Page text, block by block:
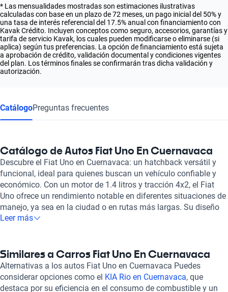
* Las mensualidades mostradas son estimaciones ilustrativas
calculadas con base en un plazo de 72 meses, un pago inicial del 50% y
una tasa de interés referencial del 17.5% anual con financiamiento con
Kavak Crédito. Incluyen conceptos como seguro, accesorios, garantías y
tarifa de servicio Kavak, los cuales pueden modificarse o eliminarse (si
aplica) según tus preferencias. La opción de financiamiento está sujeta
a aprobación de crédito, validación documental y condiciones vigentes
del plan. Los términos finales se confirmarán tras dicha validación y
autorización.
CatálogoPreguntas frecuentes
Catálogo de Autos Fiat Uno En Cuernavaca
Descubre el Fiat Uno en Cuernavaca: un hatchback versátil y
funcional, ideal para quienes buscan un vehículo confiable y
económico. Con un motor de 1.4 litros y tracción 4x2, el Fiat
Uno ofrece un rendimiento notable en diferentes situaciones de
manejo, ya sea en la ciudad o en rutas más largas. Su diseño
compacto facilita la conducción y el estacionamiento,
para acomodar hasta cinco pasajeros, brindando espacio
suficiente para viajes familiares o con amigos. Además, su
interior, fabricado con materiales de tela, asegura comodidad y
practicidad en cada trayecto. Este modelo destaca también por
Leer más
Similares a Carros Fiat Uno En Cuernavaca
Alternativas a los autos Fiat Uno en Cuernavaca Puedes
considerar opciones como el KIA Rio en Cuernavaca, que
destaca por su eficiencia en el consumo de combustible y un